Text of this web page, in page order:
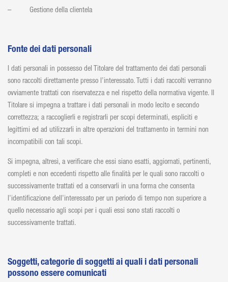
– Gestione della clientela
Fonte dei dati personali
I dati personali in possesso del Titolare del trattamento dei dati personali
sono raccolti direttamente presso l’interessato. Tutti i dati raccolti verranno
ovviamente trattati con riservatezza e nel rispetto della normativa vigente. Il
Titolare si impegna a trattare i dati personali in modo lecito e secondo
correttezza; a raccoglierli e registrarli per scopi determinati, espliciti e
legittimi ed ad utilizzarli in altre operazioni del trattamento in termini non
incompatibili con tali scopi.
Si impegna, altresì, a verificare che essi siano esatti, aggiornati, pertinenti,
completi e non eccedenti rispetto alle finalità per le quali sono raccolti o
successivamente trattati ed a conservarli in una forma che consenta
l’identificazione dell’interessato per un periodo di tempo non superiore a
quello necessario agli scopi per i quali essi sono stati raccolti o
successivamente trattati.
Soggetti, categorie di soggetti ai quali i dati personali
possono essere comunicati